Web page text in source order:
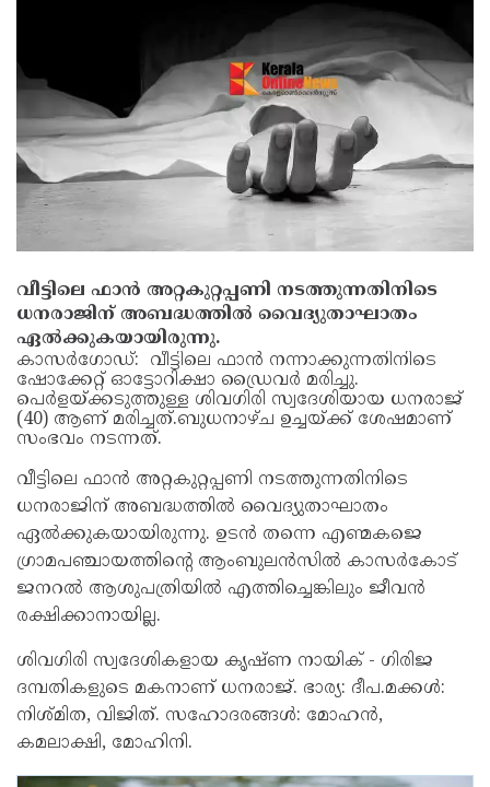
വീട്ടിലെ ഫാൻ അറ്റകുറ്റപ്പണി നടത്തുന്നതിനിടെ
ധനരാജിന് അബദ്ധത്തില്‍ വൈദ്യുതാഘാതം
ഏല്‍ക്കുകയായിരുന്നു.
കാസർഗോഡ്: വീട്ടിലെ ഫാൻ നന്നാക്കുന്നതിനിടെ
ഷോക്കേറ്റ് ഓട്ടോറിക്ഷാ ഡ്രൈവർ മരിച്ചു.
പെർളയ്ക്കടുത്തുള്ള ശിവഗിരി സ്വദേശിയായ ധനരാജ്
(40) ആണ് മരിച്ചത്.ബുധനാഴ്ച ഉച്ചയ്ക്ക് ശേഷമാണ്
സംഭവം നടന്നത്.
വീട്ടിലെ ഫാൻ അറ്റകുറ്റപ്പണി നടത്തുന്നതിനിടെ
ധനരാജിന് അബദ്ധത്തില്‍ വൈദ്യുതാഘാതം
ഏല്‍ക്കുകയായിരുന്നു. ഉടൻ തന്നെ എണ്മകജെ
ഗ്രാമപഞ്ചായത്തിന്റെ ആംബുലൻസില്‍ കാസർകോട്
ജനറല്‍ ആശുപത്രിയില്‍ എത്തിച്ചെങ്കിലും ജീവൻ
രക്ഷിക്കാനായില്ല.
ശിവഗിരി സ്വദേശികളായ കൃഷ്ണ നായിക് - ഗിരിജ
ദമ്പതികളുടെ മകനാണ് ധനരാജ്. ഭാര്യ: ദീപ.മക്കള്‍:
നിശ്മിത, വിജിത്. സഹോദരങ്ങള്‍: മോഹൻ,
കമലാക്ഷി, മോഹിനി.